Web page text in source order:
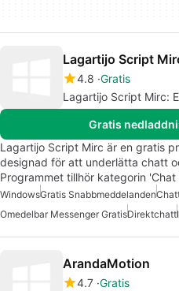
Lagartijo Script
4.8 Gratis
Lagartijo Script Mirc:
Gratis
Lagartijo Script Mirc är en gratis
designad för att underlätta chatt
Programmet tillhör kategorin
WindowsGratis Snabbmeddelanden
Omedelbar Messenger GratisDirektchatt
ArandaMotion
4.7 Gratis